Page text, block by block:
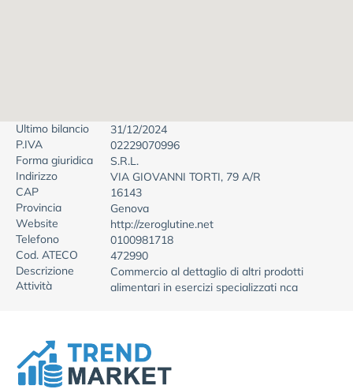
Ultimo bilancio
31/12/2024
P.IVA
02229070996
Forma giuridica
S.R.L.
Indirizzo
VIA GIOVANNI TORTI, 79 A/R
CAP
16143
Provincia
Genova
Website
http://zeroglutine.net
Telefono
0100981718
Cod. ATECO
472990
Descrizione
Attività
Commercio al dettaglio di altri prodotti
alimentari in esercizi specializzati nca